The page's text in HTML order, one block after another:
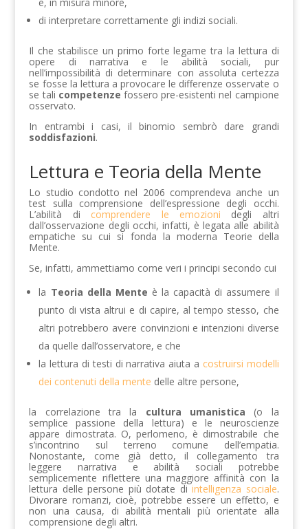
di interpretare correttamente gli indizi sociali.
Il che stabilisce un primo forte legame tra la lettura di
opere di narrativa e le abilità sociali, pur
nell’impossibilità di determinare con assoluta certezza
se fosse la lettura a provocare le differenze osservate o
se tali competenzefossero pre-esistenti nel campione
osservato.
In entrambi i casi, il binomio sembrò dare grandi
soddisfazioni.
Lettura e Teoria della Mente
Lo studio condotto nel 2006 comprendeva anche un
test sulla comprensione dell’espressione degli occhi.
L’abilità di comprendere le emozioni degli altri
dall’osservazione degli occhi, infatti, è legata alle abilità
empatiche su cui si fonda la moderna Teorie della
Mente.
Se, infatti, ammettiamo come veri i principi secondo cui
la Teoria della Mente è la capacità di assumere il
punto di vista altrui e di capire, al tempo stesso, che
altri potrebbero avere convinzioni e intenzioni diverse
da quelle dall’osservatore, e che
la lettura di testi di narrativa aiuta a costruirsi modelli
dei contenuti della mente delle altre persone,
la correlazione tra la cultura umanistica (o la
semplice passione della lettura) e le neuroscienze
appare dimostrata. O, perlomeno, è dimostrabile che
s’incontrino sul terreno comune dell’empatia.
Nonostante, come già detto, il collegamento tra
leggere narrativa e abilità sociali potrebbe
semplicemente riflettere una maggiore affinità con la
lettura delle persone più dotate diintelligenza sociale.
Divorare romanzi, cioè, potrebbe essere un effetto, e
non una causa, di abilità mentali più orientate alla
comprensione degli altri.